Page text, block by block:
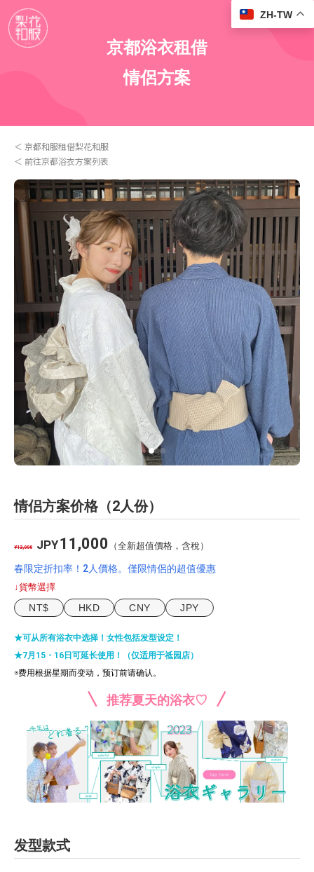
京都浴衣租借
情侶方案
京都和服租借梨花和服
前往京都浴衣方案列表
情侣方案价格（2人份）
¥13,000 JPY11,000 （全新超值價格，含稅）
春限定折扣率！2人價格。僅限情侶的超值優惠
↓貨幣選擇
NT$ HKD CNY JPY
★可从所有浴衣中选择！女性包括发型设定！
★7月15・16日可延长使用！（仅适用于祗园店）
※费用根据星期而变动，预订前请确认。
推荐夏天的浴衣♡
发型款式
ZH-TW